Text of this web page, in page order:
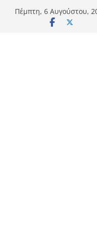
Πέμπτη, 6 Αυγούστου,